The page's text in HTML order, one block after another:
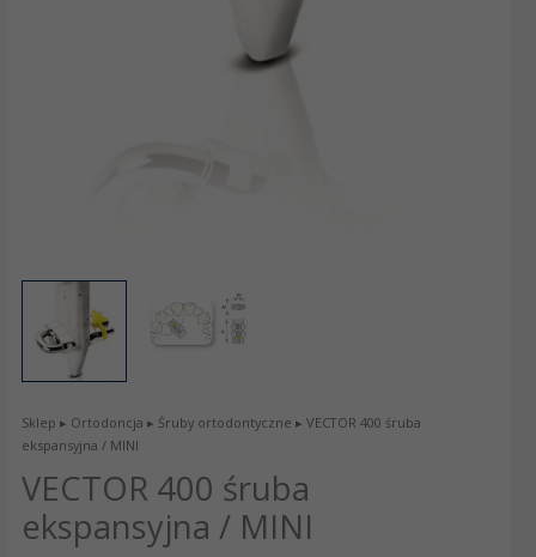
Sklep ▸ Ortodoncja ▸ Śruby ortodontyczne ▸ VECTOR 400 śruba
ekspansyjna / MINI
VECTOR 400 śruba
ekspansyjna / MINI